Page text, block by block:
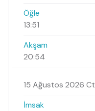
Öğle
13:51
Akşam
20:54
15 Ağustos 2026 Ct
İmsak